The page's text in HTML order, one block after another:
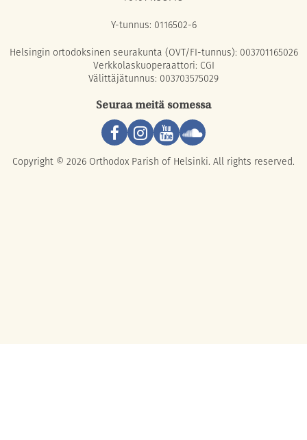
Y-tunnus: 0116502-6
Helsingin ortodoksinen seurakunta (OVT/FI-tunnus): 003701165026
Verkkolaskuoperaattori: CGI
Välittäjätunnus: 003703575029
Seuraa meitä somessa
Copyright © 2026 Orthodox Parish of Helsinki. All rights reserved.